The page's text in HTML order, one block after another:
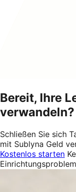
Bereit, Ihre
verwandeln?
Schließen Sie sich
mit Sublyna Geld
Kostenlos starten